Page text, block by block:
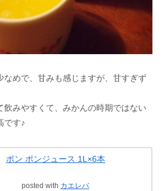
なめで、甘みも感じますが、甘すぎず
飲みやすくて、みかんの時期ではない
です♪
ポン ポンジュース 1L×6本
posted with カエレバ